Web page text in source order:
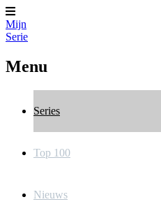
Mijn
Serie
Menu
Series
Top 100
Nieuws